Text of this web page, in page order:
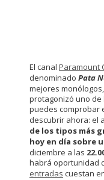
El canal Paramount
denominado Pata
mejores
protagonizó uno de
puedes comprobar
descubrir ahora: el
de los tipos más
hoy en día sobre
diciembre a las
habrá oportunidad
entradas cuestan